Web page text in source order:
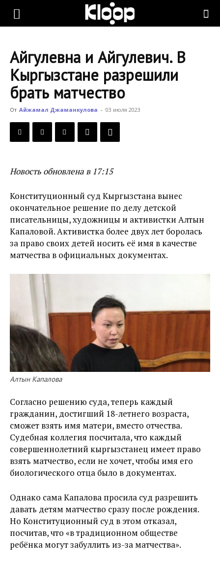
KLOOP.KG
Новости
Кыргызстана
Айгулевна и Айгулевич. В
Кыргызстане разрешили
брать матчество
От Айжамал Джаманкулова - 03 июля 2023
Новость обновлена в 17:15
Конституционный суд Кыргызстана вынес
окончательное решение по делу детской
писательницы, художницы и активистки Алтын
Капаловой. Активистка более двух лет боролась
за право своих детей носить её имя в качестве
матчества в официальных документах.
Алтын Капалова
Согласно решению суда, теперь каждый
гражданин, достигший 18-летнего возраста,
сможет взять имя матери, вместо отчества.
Судебная коллегия посчитала, что каждый
совершеннолетний кыргызстанец имеет право
взять матчество, если не хочет, чтобы имя его
биологического отца было в документах.
Однако сама Капалова просила суд разрешить
давать детям матчество сразу после рождения.
Но Конституционный суд в этом отказал,
посчитав, что «в традиционном обществе
ребёнка могут забуллить из-за матчества».